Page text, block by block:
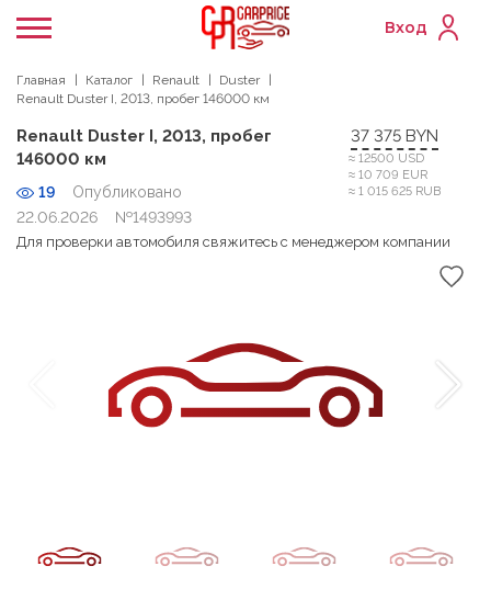
Вход
Главная Каталог Renault
Duster
Renault Duster I, 2013, пробег 146000 км
Renault Duster I, 2013, пробег
146000 км
19
Опубликовано
22.06.2026
№1493993
37 375 BYN
≈ 12500 USD
≈ 10 709 EUR
≈ 1 015 625 RUB
Для проверки автомобиля свяжитесь с менеджером компании